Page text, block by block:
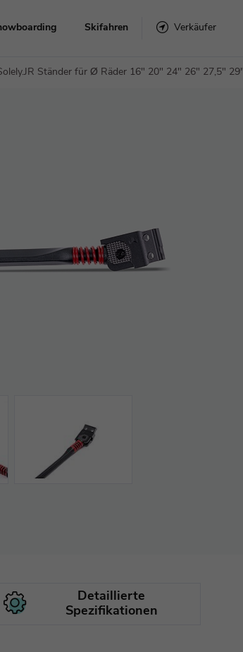
Zubehör
Skifahren Verkäufer
Ständer für Ø Räder 16" 20" 24" 26" 27,5" 29"
Detaillierte
Spezifikationen